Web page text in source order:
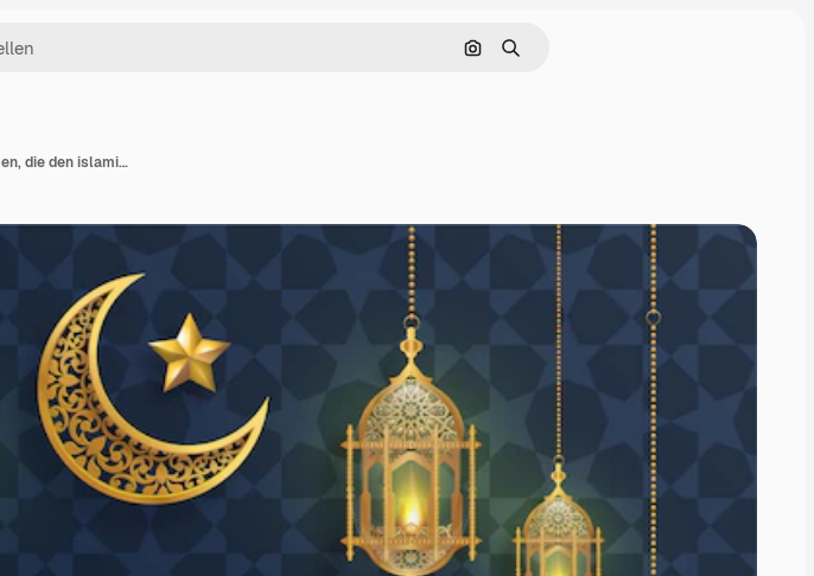
Nach Bild suchen
Suchen
Ramadan Kareem, Ramadhan oder Eid Mubarak von Muslimen, die den islamischen Hintergrund mit Goldmustern und Kristallen auf Papierfarbhintergrund grüßen. (Übersetzung: Ramadan Kareem)